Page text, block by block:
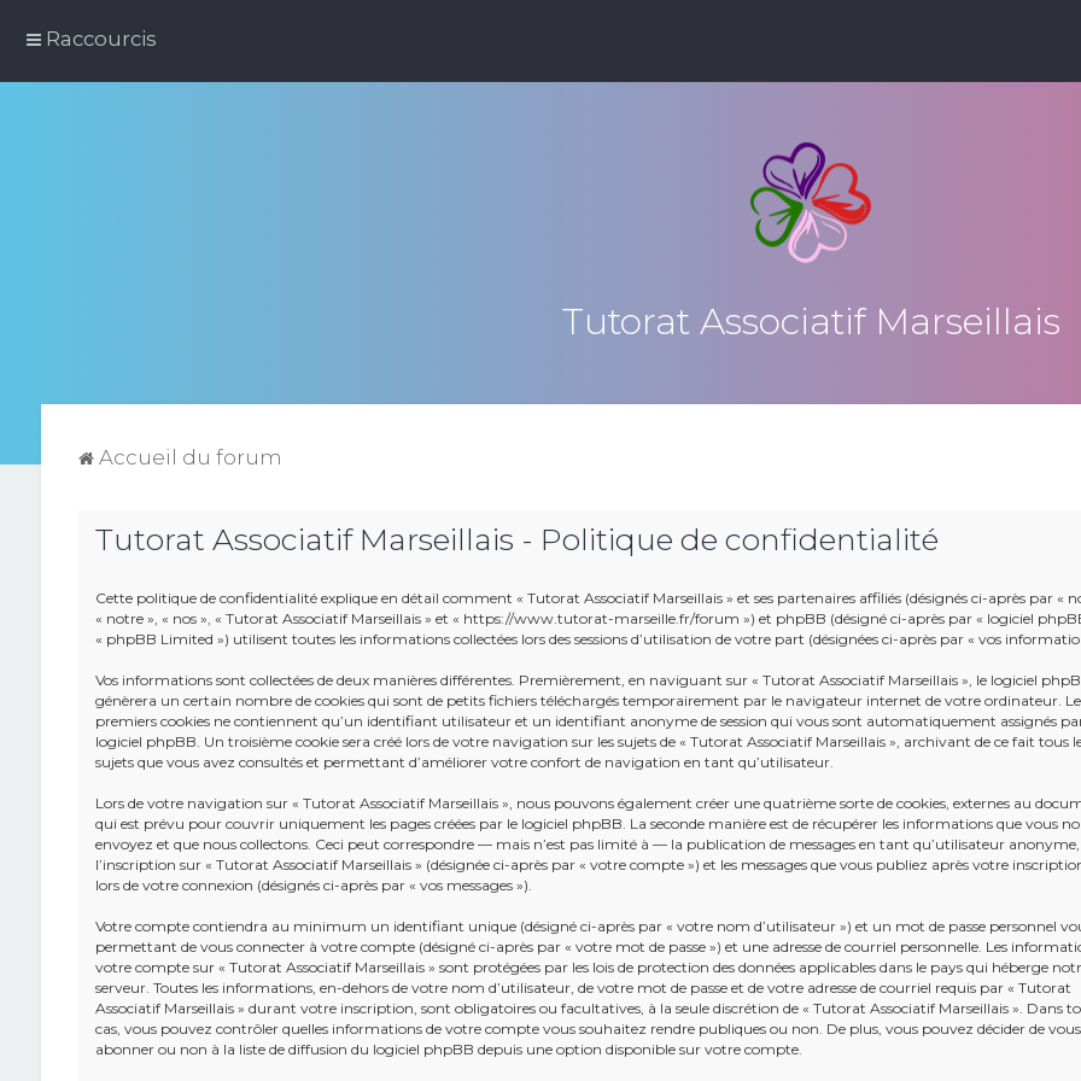
Raccourcis
Tutorat Associatif Marseillais
Accueil du forum
Tutorat Associatif Marseillais - Politique de confidentialité
Cette politique de confidentialité explique en détail comment « Tutorat Associatif Marseillais » et ses partenaires affiliés (désignés ci-après par «
« notre », « nos », « Tutorat Associatif Marseillais » et « https://www.tutorat-marseille.fr/forum ») et phpBB (désigné ci-après par « logiciel
« phpBB Limited ») utilisent toutes les informations collectées lors des sessions d’utilisation de votre part (désignées ci-après par « vos
Vos informations sont collectées de deux manières différentes. Premièrement, en naviguant sur « Tutorat Associatif Marseillais », le logiciel
génèrera un certain nombre de cookies qui sont de petits fichiers téléchargés temporairement par le navigateur internet de votre ordinateur.
premiers cookies ne contiennent qu’un identifiant utilisateur et un identifiant anonyme de session qui vous sont automatiquement assignés
logiciel phpBB. Un troisième cookie sera créé lors de votre navigation sur les sujets de « Tutorat Associatif Marseillais », archivant de ce fait tous
sujets que vous avez consultés et permettant d’améliorer votre confort de navigation en tant qu’utilisateur.
Lors de votre navigation sur « Tutorat Associatif Marseillais », nous pouvons également créer une quatrième sorte de cookies, externes au
qui est prévu pour couvrir uniquement les pages créées par le logiciel phpBB. La seconde manière est de récupérer les informations que vous
envoyez et que nous collectons. Ceci peut correspondre — mais n’est pas limité à — la publication de messages en tant qu’utilisateur anonyme,
l’inscription sur « Tutorat Associatif Marseillais » (désignée ci-après par « votre compte ») et les messages que vous publiez après votre
lors de votre connexion (désignés ci-après par « vos messages »).
Votre compte contiendra au minimum un identifiant unique (désigné ci-après par « votre nom d’utilisateur ») et un mot de passe personnel
permettant de vous connecter à votre compte (désigné ci-après par « votre mot de passe ») et une adresse de courriel personnelle. Les
votre compte sur « Tutorat Associatif Marseillais » sont protégées par les lois de protection des données applicables dans le pays qui héberge
serveur. Toutes les informations, en-dehors de votre nom d’utilisateur, de votre mot de passe et de votre adresse de courriel requis par « Tutorat
Associatif Marseillais » durant votre inscription, sont obligatoires ou facultatives, à la seule discrétion de « Tutorat Associatif Marseillais ». Dans
cas, vous pouvez contrôler quelles informations de votre compte vous souhaitez rendre publiques ou non. De plus, vous pouvez décider de vous
abonner ou non à la liste de diffusion du logiciel phpBB depuis une option disponible sur votre compte.